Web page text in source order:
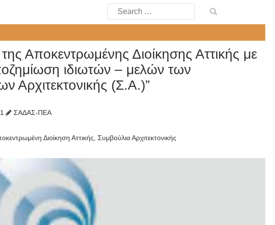
Search
for:
Αποκεντρωμένης Διοίκησης Αττικής με
ιδιωτών – μελών των
Αρχιτεκτονικής (Σ.Α.)”
ΣΑΔΑΣ-ΠΕΑ
Διοίκηση Αττικής, Συμβούλια Αρχιτεκτονικής